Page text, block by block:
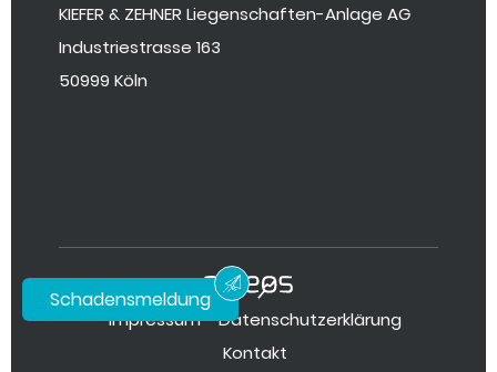
Schadensmeldung
KIEFER & ZEHNER Liegenschaften-Anlage AG
Industriestrasse 163
50999 Köln
Impressum
Datenschutzerklärung
Kontakt